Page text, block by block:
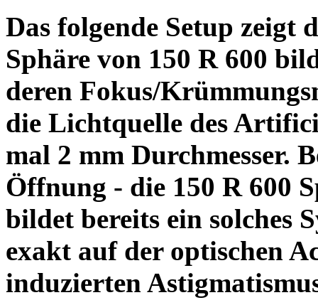
Das folgende Setup zeigt
Sphäre von 150 R 600
deren Fokus/
die Lichtquelle des
mal 2 mm Durchmesser.
Öffnung - die 150 R 600
bildet bereits ein solches
exakt auf der optischen
induzierten